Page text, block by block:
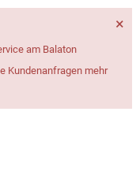
am Balaton
Kundenanfragen mehr
×